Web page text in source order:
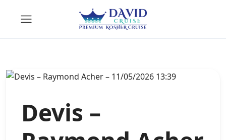
Devis –